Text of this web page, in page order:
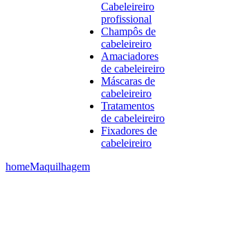
Cabeleireiro
profissional
Champôs de
cabeleireiro
Amaciadores
de cabeleireiro
Máscaras de
cabeleireiro
Tratamentos
de cabeleireiro
Fixadores de
cabeleireiro
homeMaquilhagem